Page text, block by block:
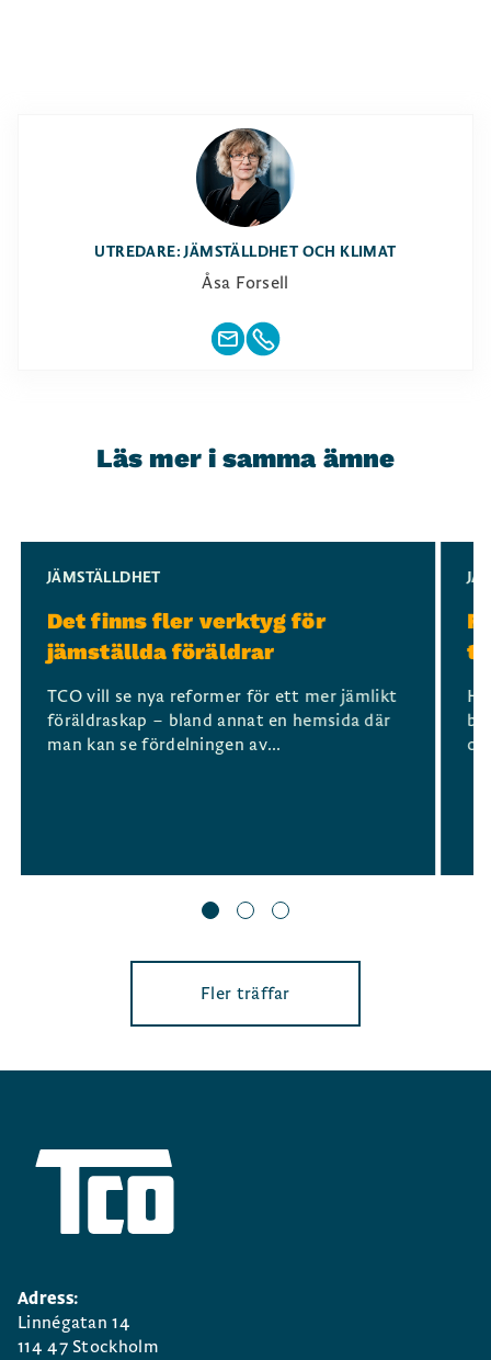
UTREDARE: JÄMSTÄLLDHET OCH KLIMAT
Åsa Forsell
Läs mer i samma ämne
JÄMSTÄLLDHET
Det finns fler verktyg för
jämställda föräldrar
TCO vill se nya reformer för ett mer jämlikt
föräldraskap – bland annat en hemsida där
man kan se fördelningen av...
Fler träffar
Adress:
Linnégatan 14
114 47 Stockholm